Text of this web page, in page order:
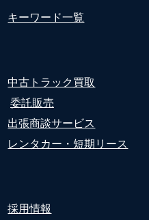
キーワード一覧
中古トラック買取
委託販売
出張商談サービス
レンタカー・短期リース
採用情報